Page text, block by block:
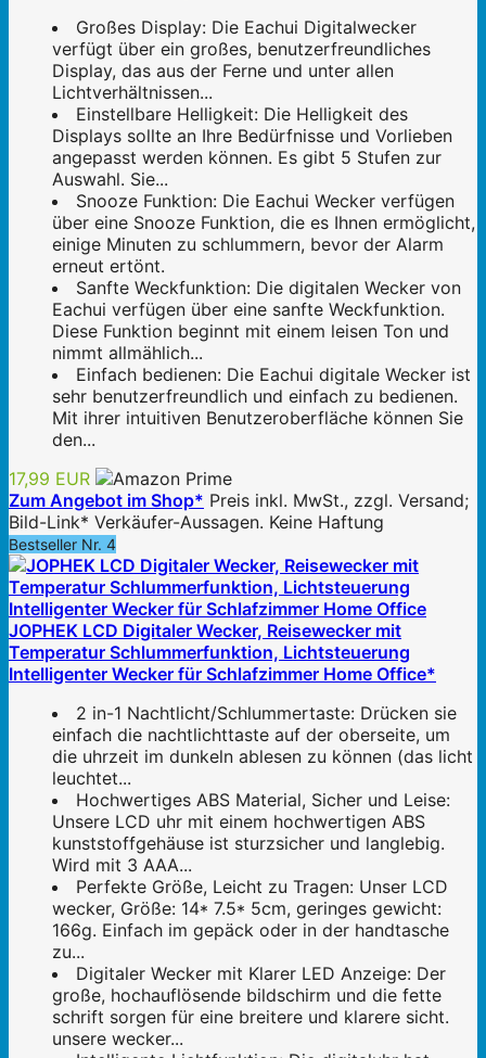
Großes Display: Die Eachui Digitalwecker
verfügt über ein großes, benutzerfreundliches
Display, das aus der Ferne und unter allen
Lichtverhältnissen...
Einstellbare Helligkeit: Die Helligkeit des
Displays sollte an Ihre Bedürfnisse und Vorlieben
angepasst werden können. Es gibt 5 Stufen zur
Auswahl. Sie...
Snooze Funktion: Die Eachui Wecker verfügen
über eine Snooze Funktion, die es Ihnen ermöglicht,
einige Minuten zu schlummern, bevor der Alarm
erneut ertönt.
Sanfte Weckfunktion: Die digitalen Wecker von
Eachui verfügen über eine sanfte Weckfunktion.
Diese Funktion beginnt mit einem leisen Ton und
nimmt allmählich...
Einfach bedienen: Die Eachui digitale Wecker ist
sehr benutzerfreundlich und einfach zu bedienen.
Mit ihrer intuitiven Benutzeroberfläche können Sie
den...
17,99 EUR
Zum Angebot im Shop* Preis inkl. MwSt., zzgl. Versand;
Bild-Link* Verkäufer-Aussagen. Keine Haftung
Bestseller Nr. 4
JOPHEK LCD Digitaler Wecker, Reisewecker mit
Temperatur Schlummerfunktion, Lichtsteuerung
Intelligenter Wecker für Schlafzimmer Home Office*
2 in-1 Nachtlicht/Schlummertaste: Drücken sie
einfach die nachtlichttaste auf der oberseite, um
die uhrzeit im dunkeln ablesen zu können (das licht
leuchtet...
Hochwertiges ABS Material, Sicher und Leise:
Unsere LCD uhr mit einem hochwertigen ABS
kunststoffgehäuse ist sturzsicher und langlebig.
Wird mit 3 AAA...
Perfekte Größe, Leicht zu Tragen: Unser LCD
wecker, Größe: 14* 7.5* 5cm, geringes gewicht:
166g. Einfach im gepäck oder in der handtasche
zu...
Digitaler Wecker mit Klarer LED Anzeige: Der
große, hochauflösende bildschirm und die fette
schrift sorgen für eine breitere und klarere sicht.
unsere wecker...